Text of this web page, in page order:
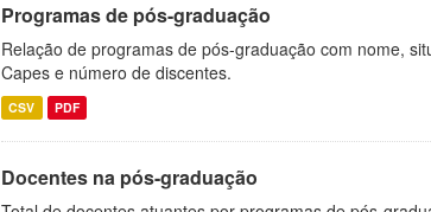
Programas de pós-graduação
Relação de programas de pós-graduação com nome,
Capes e número de discentes.
CSV PDF
Docentes na pós-graduação